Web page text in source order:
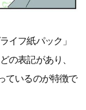
イフ紙パック」
の表記があり、
ているのが特徴で